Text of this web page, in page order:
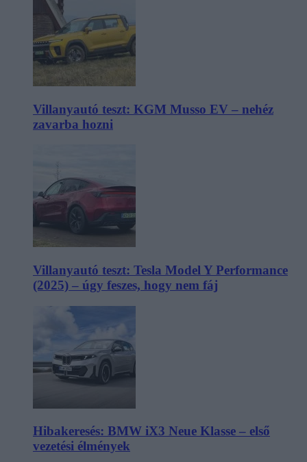
Villanyautó teszt: KGM Musso EV – nehéz
zavarba hozni
Villanyautó teszt: Tesla Model Y Performance
(2025) – úgy feszes, hogy nem fáj
Hibakeresés: BMW iX3 Neue Klasse – első
vezetési élmények